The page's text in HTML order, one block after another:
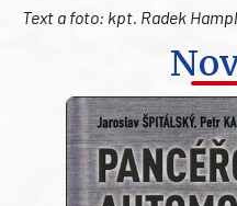
Text a foto: kpt. Radek